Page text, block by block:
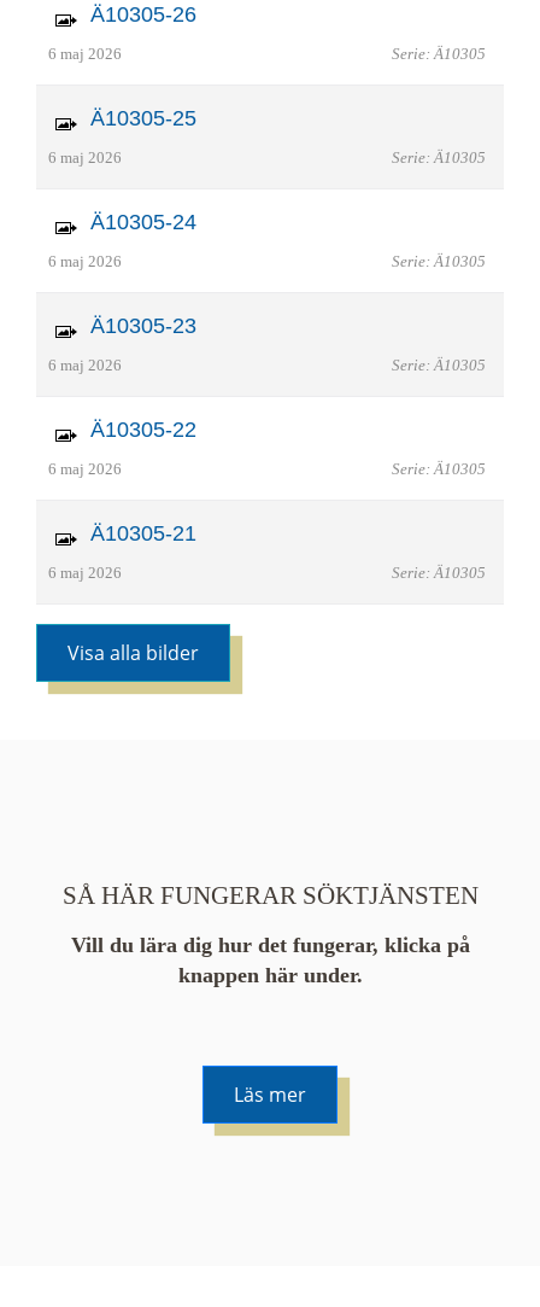
Ä10305-26
6 maj 2026 Serie: Ä10305
Ä10305-25
6 maj 2026 Serie: Ä10305
Ä10305-24
6 maj 2026 Serie: Ä10305
Ä10305-23
6 maj 2026 Serie: Ä10305
Ä10305-22
6 maj 2026 Serie: Ä10305
Ä10305-21
6 maj 2026 Serie: Ä10305
Visa alla bilder
SÅ HÄR FUNGERAR SÖKTJÄNSTEN
Vill du lära dig hur det fungerar, klicka på
knappen här under.
Läs mer